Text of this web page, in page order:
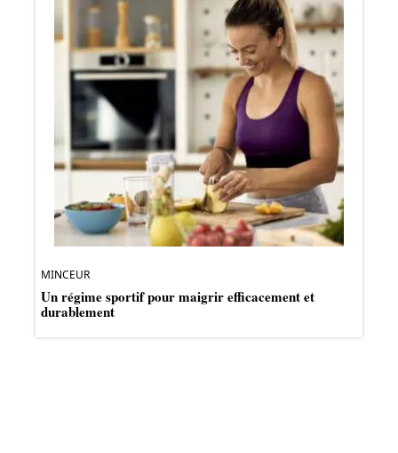
MINCEUR
Un régime sportif pour maigrir efficacement et
durablement